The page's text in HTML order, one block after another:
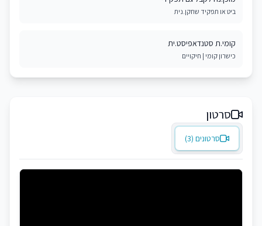
ביט או תפקיד שחקן.נית
קומי.ת סטנדאפיסט.ית
כישרון קומי | חיקויים
סרטון
סרטונים (3)